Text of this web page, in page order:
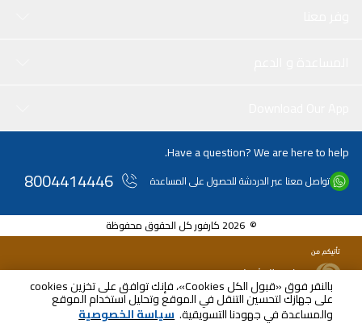
بالنقر فوق «قبول الكل Cookies»، فإنك توافق على تخزين cookies
على جهازك لتحسين التنقل في الموقع وتحليل استخدام الموقع
والمساعدة في جهودنا التسويقية. سياسة الخصوصية SAR360.00
شامل ضريبة القيمة المضافة
Have a question? We are here to help.
تواصل معنا عبر الدردشة للحصول على المساعدة 8004414446
© 2026 كارفور كل الحقوق محفوظة